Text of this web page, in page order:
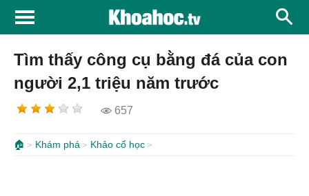
Tìm thấy công cụ bằng đá của con
người 2,1 triệu năm trước
657
🏠 Khám phá Khảo cổ học